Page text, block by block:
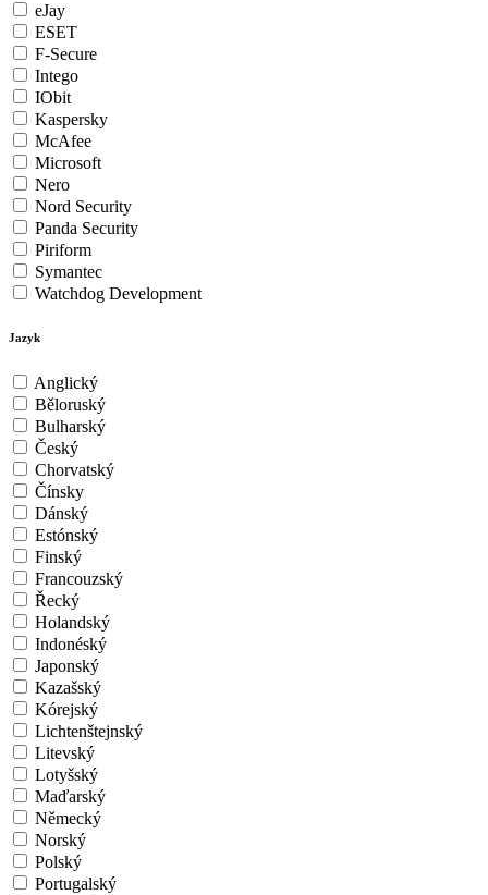
eJay
ESET
F-Secure
Intego
IObit
Kaspersky
McAfee
Microsoft
Nero
Nord Security
Panda Security
Piriform
Symantec
Watchdog Development
Jazyk
Anglický
Běloruský
Bulharský
Český
Chorvatský
Čínsky
Dánský
Estónský
Finský
Francouzský
Řecký
Holandský
Indonéský
Japonský
Kazašský
Kórejský
Lichtenštejnský
Litevský
Lotyšský
Maďarský
Německý
Norský
Polský
Portugalský